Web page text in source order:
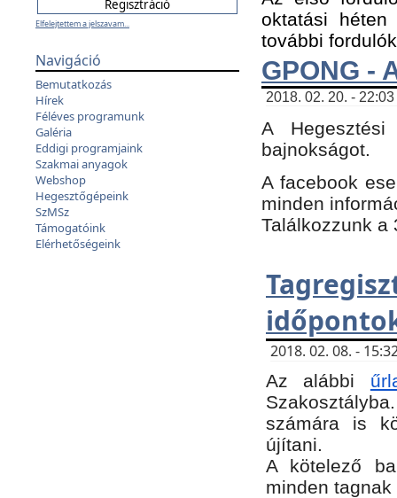
Elfelejtettem a jelszavam...
Navigáció
Bemutatkozás
Hírek
Féléves programunk
Galéria
Eddigi programjaink
Szakmai anyagok
Webshop
Hegesztőgépeink
SzMSz
Támogatóink
Elérhetőségeink
oktatási
további
GPONG -
2018. 02. 20. -
A
bajnokságot.
A facebook
minden
Találkozzunk a
2018. 02. 08. -
Az alábbi
számára is
újítani.
​A kötelező
minden